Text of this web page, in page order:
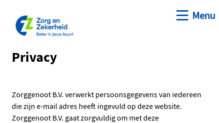
Ga naar de hoofdinhoud
Ga naar de homepage
OpenMenu
Privacy
Zorggenoot B.V. verwerkt persoonsgegevens van iedereen
die zijn e-mail adres heeft ingevuld op deze website.
Zorggenoot B.V. gaat zorgvuldig om met deze